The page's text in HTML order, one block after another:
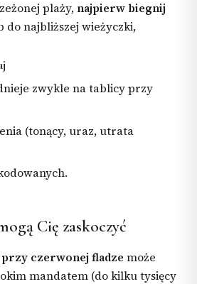
plaży, najpierw biegnij
do najbliższej wieżyczki,
zwykle na tablicy przy
(tonący, uraz, utrata
Cię zaskoczyć
przy czerwonej fladze może
mandatem (do kilku tysięcy